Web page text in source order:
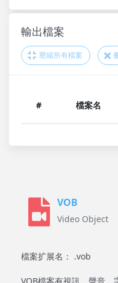
輸出檔案
壓縮所有檔案
# 檔案名
VOB
Video Object
檔案扩展名： .vob